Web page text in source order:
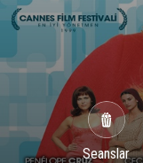
Seanslar